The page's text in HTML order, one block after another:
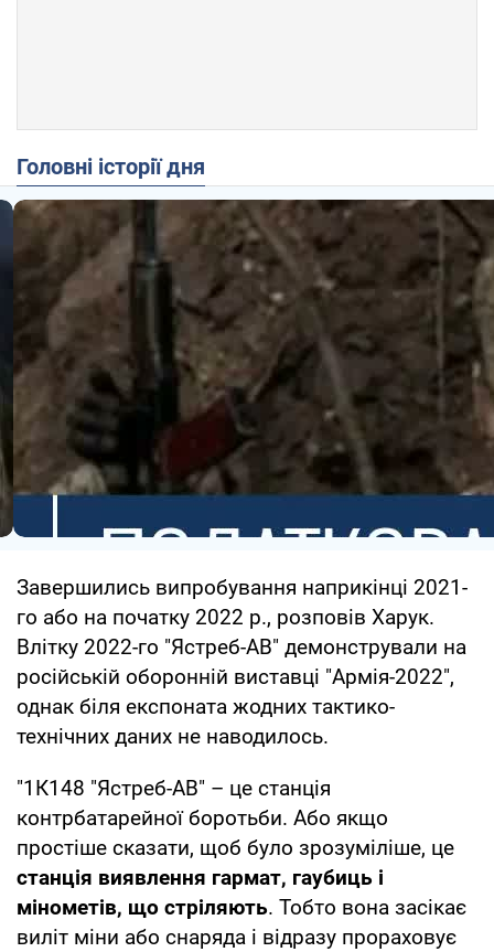
Головні історії дня
Завершились випробування наприкінці 2021-
го або на початку 2022 р., розповів Харук.
Влітку 2022-го "Ястреб-АВ" демонстрували на
російській оборонній виставці "Армія-2022",
однак біля експоната жодних тактико-
технічних даних не наводилось.
"1К148 "Ястреб-АВ" – це станція
контрбатарейної боротьби. Або якщо
простіше сказати, щоб було зрозуміліше, це
станція виявлення гармат, гаубиць і
мінометів, що стріляють. Тобто вона засікає
виліт міни або снаряда і відразу прораховує